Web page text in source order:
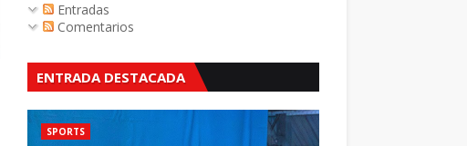
Entradas
Comentarios
ENTRADA DESTACADA
SPORTS